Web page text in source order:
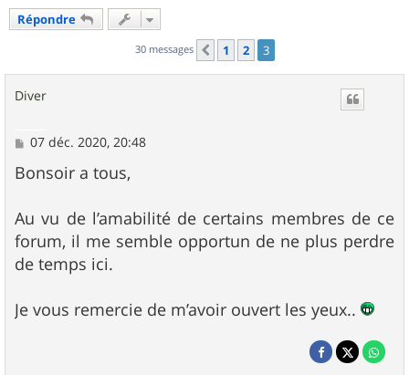
Répondre
30 messages Précédent
1 2 3
Diver
M
s
s
g
e
07 déc. 2020, 20:48
Bonsoir a tous,
Au vu de l’amabilité de certains membres de ce
forum, il me semble opportun de ne plus perdre
de temps ici.
Je vous remercie de m’avoir ouvert les yeux..